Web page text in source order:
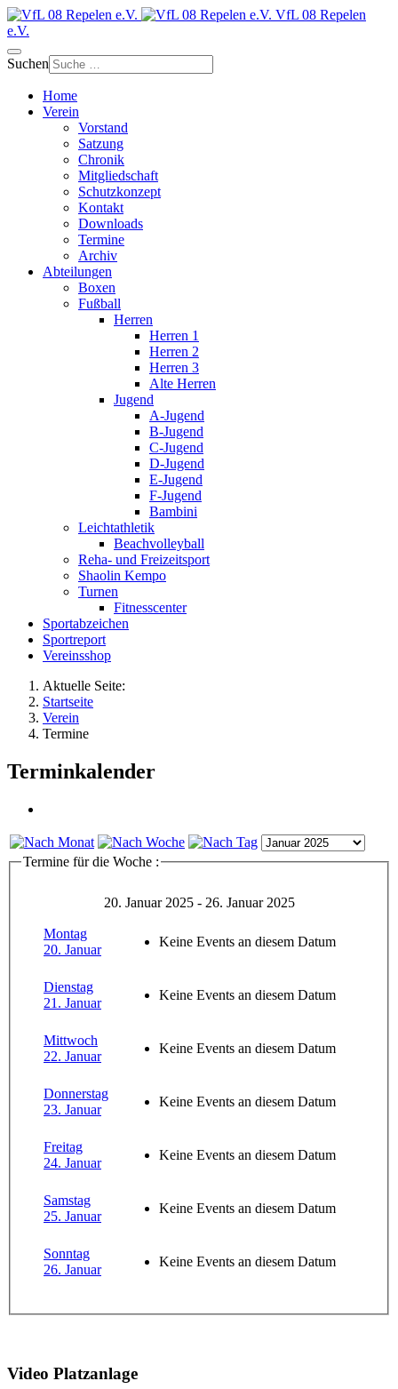
VfL 08 Repelen
e.V.
Suchen
Home
Verein
Vorstand
Satzung
Chronik
Mitgliedschaft
Schutzkonzept
Kontakt
Downloads
Termine
Archiv
Abteilungen
Boxen
Fußball
Herren
Herren 1
Herren 2
Herren 3
Alte Herren
Jugend
A-Jugend
B-Jugend
C-Jugend
D-Jugend
E-Jugend
F-Jugend
Bambini
Leichtathletik
Beachvolleyball
Reha- und Freizeitsport
Shaolin Kempo
Turnen
Fitnesscenter
Sportabzeichen
Sportreport
Vereinsshop
Aktuelle Seite:
Startseite
Verein
Termine
Terminkalender
Termine für die Woche :
20. Januar 2025 - 26. Januar 2025
Montag
20. Januar
Keine Events an diesem Datum
Dienstag
21. Januar
Keine Events an diesem Datum
Mittwoch
22. Januar
Keine Events an diesem Datum
Donnerstag
23. Januar
Keine Events an diesem Datum
Freitag
24. Januar
Keine Events an diesem Datum
Samstag
25. Januar
Keine Events an diesem Datum
Sonntag
26. Januar
Keine Events an diesem Datum
Video Platzanlage